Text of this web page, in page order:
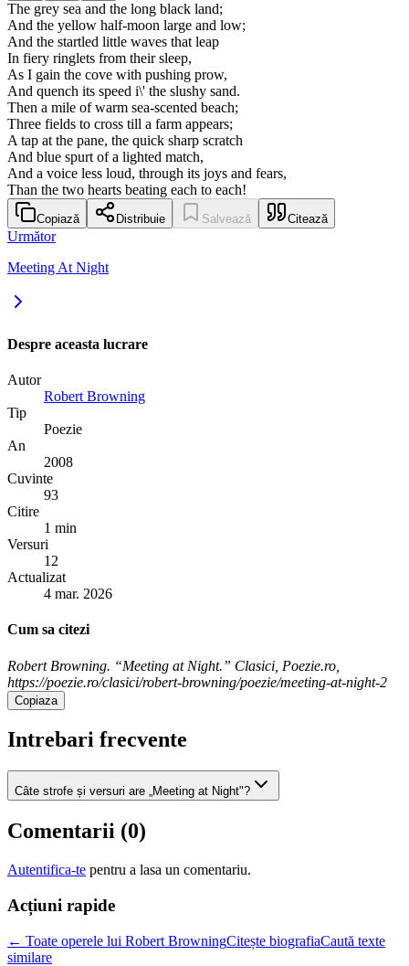
The grey sea and the long black land;
And the yellow half-moon large and low;
And the startled little waves that leap
In fiery ringlets from their sleep,
As I gain the cove with pushing prow,
And quench its speed i\' the slushy sand.
Then a mile of warm sea-scented beach;
Three fields to cross till a farm appears;
A tap at the pane, the quick sharp scratch
And blue spurt of a lighted match,
And a voice less loud, through its joys and fears,
Than the two hearts beating each to each!
Copiază Distribuie Salvează Citează
Următor
Meeting At Night
Despre aceasta lucrare
Autor
Robert Browning
Tip
Poezie
An
2008
Cuvinte
93
Citire
1 min
Versuri
12
Actualizat
4 mar. 2026
Cum sa citezi
Robert Browning. “Meeting at Night.” Clasici, Poezie.ro,
https://poezie.ro/clasici/robert-browning/poezie/meeting-at-night-2
Copiaza
Intrebari frecvente
Câte strofe și versuri are „Meeting at Night"?
Comentarii (0)
Autentifica-te pentru a lasa un comentariu.
Acțiuni rapide
← Toate operele lui Robert BrowningCitește biografiaCaută texte
similare